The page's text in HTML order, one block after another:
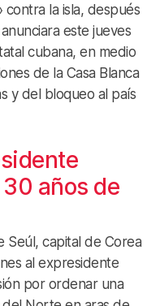
la isla, después
este jueves
cubana, en medio
de la Casa Blanca
y del bloqueo al país
años de
Seúl, capital de Corea
al expresidente
por ordenar una